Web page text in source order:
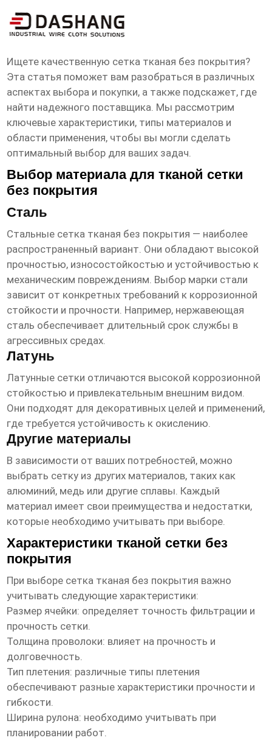
Сетка тканая без покрытия
Поставщик
Ищете качественную сетка тканая без покрытия?
Эта статья поможет вам разобраться в различных
аспектах выбора и покупки, а также подскажет, где
найти надежного поставщика. Мы рассмотрим
ключевые характеристики, типы материалов и
области применения, чтобы вы могли сделать
оптимальный выбор для ваших задач.
Выбор материала для тканой сетки
без покрытия
Сталь
Стальные сетка тканая без покрытия — наиболее
распространенный вариант. Они обладают высокой
прочностью, износостойкостью и устойчивостью к
механическим повреждениям. Выбор марки стали
зависит от конкретных требований к коррозионной
стойкости и прочности. Например, нержавеющая
сталь обеспечивает длительный срок службы в
агрессивных средах.
Латунь
Латунные сетки отличаются высокой коррозионной
стойкостью и привлекательным внешним видом.
Они подходят для декоративных целей и применений,
где требуется устойчивость к окислению.
Другие материалы
В зависимости от ваших потребностей, можно
выбрать сетку из других материалов, таких как
алюминий, медь или другие сплавы. Каждый
материал имеет свои преимущества и недостатки,
которые необходимо учитывать при выборе.
Характеристики тканой сетки без
покрытия
При выборе сетка тканая без покрытия важно
учитывать следующие характеристики:
Размер ячейки: определяет точность фильтрации и
прочность сетки.
Толщина проволоки: влияет на прочность и
долговечность.
Тип плетения: различные типы плетения
обеспечивают разные характеристики прочности и
гибкости.
Ширина рулона: необходимо учитывать при
планировании работ.